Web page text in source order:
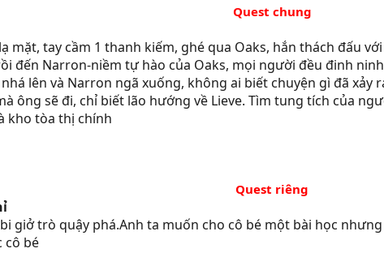
Quest chung​
mặt, tay cầm 1 thanh kiếm, ghé qua Oaks, hắn thách đấu
đến Narron-niềm tự hào của Oaks, mọi người đều đinh
lên và Narron ngã xuống, không ai biết chuyện gì đã xảy
ông sẽ đi, chỉ biết lão hướng về Lieve. Tìm tung tích của
kho tòa thị chính
Quest riêng​
giở trò quậy phá.Anh ta muốn cho cô bé một bài học
cô bé